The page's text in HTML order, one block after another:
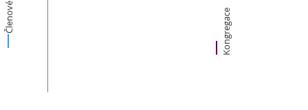
Členové Kongregace